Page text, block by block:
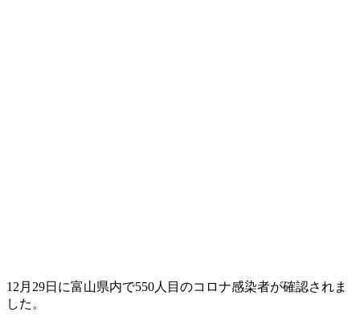
12月29日に富山県内で550人目のコロナ感染者が確認されま
した。